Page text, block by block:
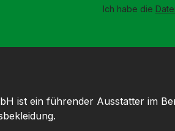
Ich habe die
ist ein führender Ausstatter im